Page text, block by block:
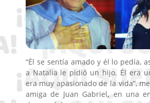
“Él se sentía amado y él lo pedía,
a Natalia le pidió un hijo. Él era
era muy apasionado de la vida”,
amiga de Juan Gabriel, en una